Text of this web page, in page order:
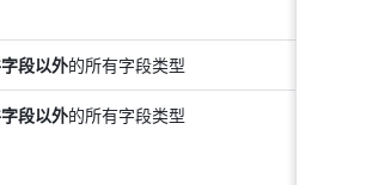
段以外的所有字段类型
段以外的所有字段类型